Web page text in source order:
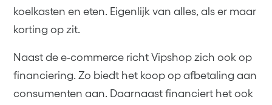
koelkasten en eten. Eigenlijk van alles, als er maar
korting op zit.
Naast de e-commerce richt Vipshop zich ook op
financiering. Zo biedt het koop op afbetaling aan
consumenten aan. Daarnaast financiert het ook